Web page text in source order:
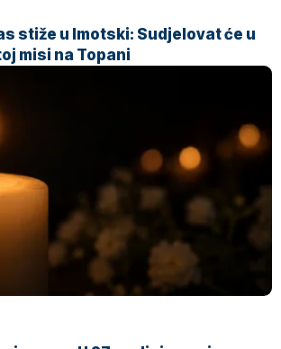
stiže u Imotski: Sudjelovat će u
misi na Topani